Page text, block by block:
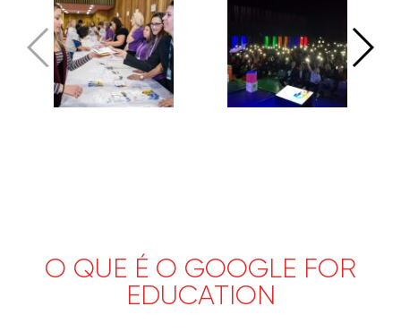
O QUE É O GOOGLE FOR
EDUCATION